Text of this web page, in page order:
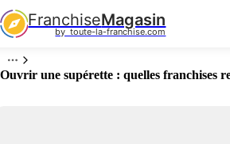
FranchiseMagasin
by  toute-la-franchise.com
Ouvrir une supérette : quelles franchises